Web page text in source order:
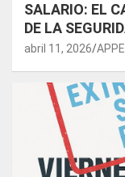
SALARIO: EL
DE LA
abril 11, 2026 APPEL